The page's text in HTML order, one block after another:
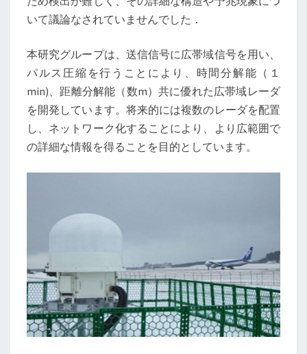
いて議論なされていませんでした．
本研究グループは、送信信号に広帯域信号を用い、
パルス圧縮を行うことにより、時間分解能（１
min)、距離分解能（数m）共に優れた広帯域レーダ
を開発しています。将来的には複数のレーダを配置
し、ネットワーク化することにより、より広範囲で
の詳細な情報を得ることを目的としています。